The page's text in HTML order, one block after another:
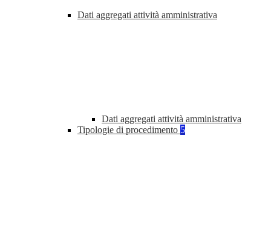
Dati aggregati attività amministrativa
Dati aggregati attività amministrativa
Tipologie di procedimento 5